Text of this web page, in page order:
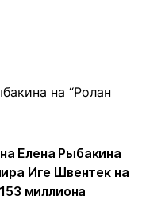
Елена Рыбакина
Иге Швентек на
миллиона